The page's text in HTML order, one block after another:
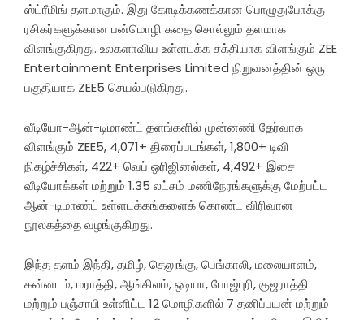
ஸ்ட்ரீமிங் தளமாகும். இது கோடிக்கணக்கான பொழுதுபோக்கு
ரசிகர்களுக்கான பன்மொழி கதை சொல்லும் தளமாக
விளங்குகிறது. உலகளாவிய உள்ளடக்க சக்தியாக விளங்கும் ZEE
Entertainment Enterprises Limited நிறுவனத்தின் ஒரு
பகுதியாக ZEE5 செயல்படுகிறது.
வீடியோ-ஆன்-டிமாண்ட் தளங்களில் முன்னணி தேர்வாக
விளங்கும் ZEE5, 4,071+ திரைப்படங்கள், 1,800+ டிவி
நிகழ்ச்சிகள், 422+ வெப் ஒரிஜினல்கள், 4,492+ இசை
வீடியோக்கள் மற்றும் 1.35 லட்சம் மணிநேரங்களுக்கு மேற்பட்ட
ஆன்-டிமாண்ட் உள்ளடக்கங்களைக் கொண்ட விரிவான
நூலகத்தை வழங்குகிறது.
இந்த தளம் இந்தி, தமிழ், தெலுங்கு, பெங்காலி, மலையாளம்,
கன்னடம், மராத்தி, ஆங்கிலம், ஒடியா, போஜ்புரி, குஜராத்தி
மற்றும் பஞ்சாபி உள்ளிட்ட 12 மொழிகளில் 7 தனிப்பயன் மற்றும்